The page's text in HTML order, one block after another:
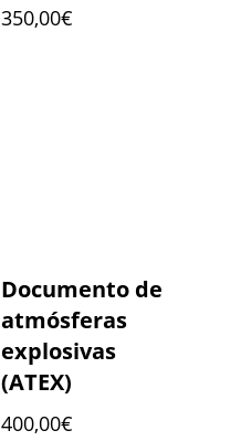
350,00€
Documento de
atmósferas
explosivas
(ATEX)
400,00€